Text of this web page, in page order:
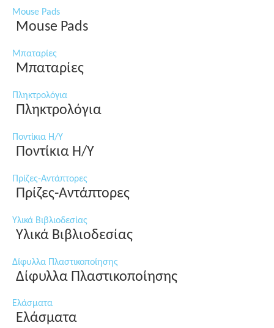
Mouse Pads
Mouse Pads
Μπαταρίες
Μπαταρίες
Πληκτρολόγια
Πληκτρολόγια
Ποντίκια Η/Υ
Ποντίκια Η/Υ
Πρίζες-Αντάπτορες
Πρίζες-Αντάπτορες
Υλικά Βιβλιοδεσίας
Υλικά Βιβλιοδεσίας
Δίφυλλα Πλαστικοποίησης
Δίφυλλα Πλαστικοποίησης
Ελάσματα
Ελάσματα